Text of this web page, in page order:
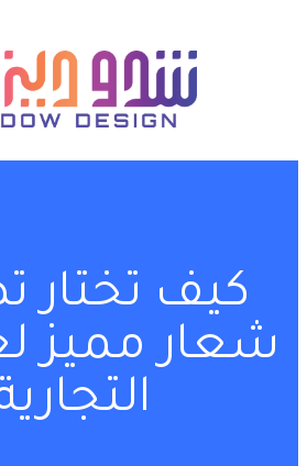
كيف تختار
شعار مميز